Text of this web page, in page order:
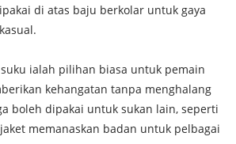
di atas baju berkolar untuk gaya
ialah pilihan biasa untuk pemain
kehangatan tanpa menghalang
boleh dipakai untuk sukan lain, seperti
memanaskan badan untuk pelbagai